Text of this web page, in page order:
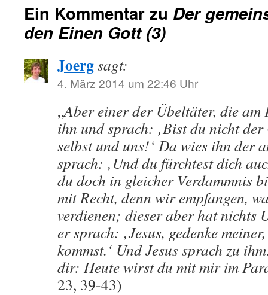
Ein Kommentar zu Der
den Einen Gott (3)
Joergsagt:
4. März 2014 um 22:46 Uhr
„Aber einer der Übeltäter, die am
ihn und sprach: ‚Bist du nicht
selbst und uns!‘ Da wies ihn der
sprach: ‚Und du fürchtest dich
du doch in gleicher Verdammnis
mit Recht, denn wir empfangen,
verdienen; dieser aber hat nichts
er sprach: ‚Jesus, gedenke
kommst.‘ Und Jesus sprach zu
dir: Heute wirst du mit mir im
23, 39-43)